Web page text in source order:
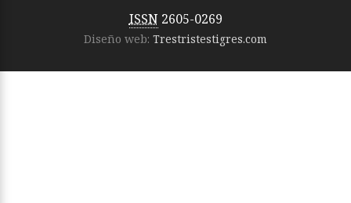
ISSN 2605-0269
Diseño web: Trestristestigres.com